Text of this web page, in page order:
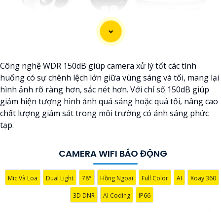
Công nghệ WDR 150dB giúp camera xử lý tốt các tình
huống có sự chênh lệch lớn giữa vùng sáng và tối, mang lại
hình ảnh rõ ràng hơn, sắc nét hơn. Với chỉ số 150dB giúp
giảm hiện tượng hình ảnh quá sáng hoặc quá tối, nâng cao
chất lượng giám sát trong môi trường có ánh sáng phức
tạp.
CAMERA WIFI BÁO ĐỘNG
Mic Và Loa Dual Light 78° Hồng Ngoại Full Color AI Xoay 360
3D DNR AI Coding IP66